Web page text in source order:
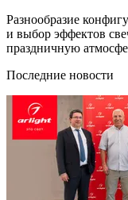
Разнообразие
и выбор эффектов
праздничную
Последние новости